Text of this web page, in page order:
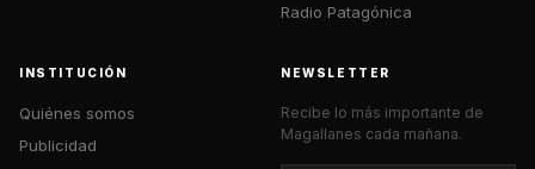
Radio Patagónica
INSTITUCIÓN
Quiénes somos
Publicidad
NEWSLETTER
Recibe lo más importante de
Magallanes cada mañana.